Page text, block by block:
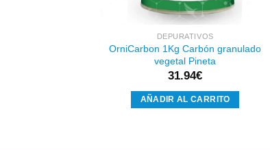
DEPURATIVOS
OrniCarbon 1Kg Carbón granulado
vegetal Pineta
31.94€
AÑADIR AL CARRITO